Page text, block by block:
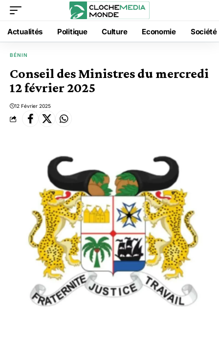
Actualités Politique Culture Economie Société
BÉNIN
Conseil des Ministres du mercredi
12 février 2025
12 Février 2025